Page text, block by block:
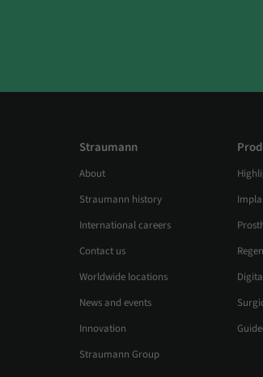
Straumann
About
Straumann history
International careers
Contact us
Worldwide locations
News and events
Innovation
Straumann Group